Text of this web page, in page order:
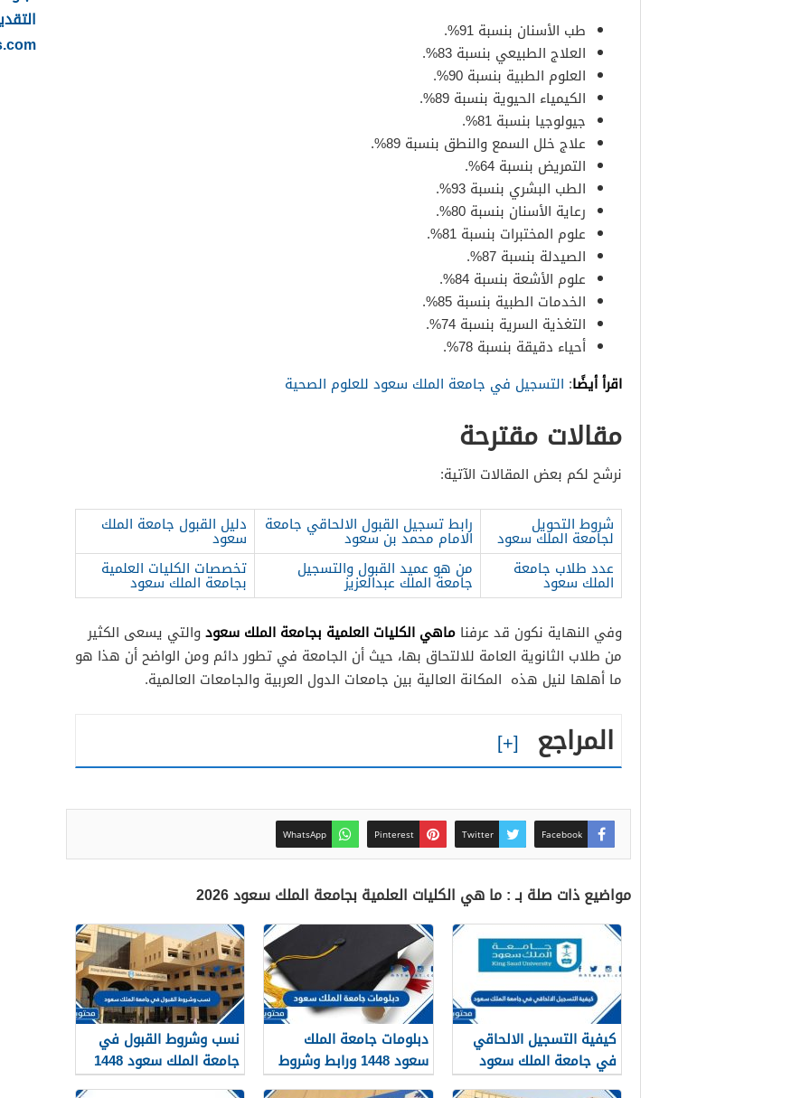
طب الأسنان بنسبة 91%.
العلاج الطبيعي بنسبة 83%.
العلوم الطبية بنسبة 90%.
الكيمياء الحيوية بنسبة 89%.
جيولوجيا بنسبة 81%.
علاج خلل السمع والنطق بنسبة 89%.
التمريض بنسبة 64%.
الطب البشري بنسبة 93%.
رعاية الأسنان بنسبة 80%.
علوم المختبرات بنسبة 81%.
الصيدلة بنسبة 87%.
علوم الأشعة بنسبة 84%.
الخدمات الطبية بنسبة 85%.
التغذية السرية بنسبة 74%.
أحياء دقيقة بنسبة 78%.
اقرأ أيضًا: التسجيل في جامعة الملك سعود للعلوم الصحية
مقالات مقترحة
نرشح لكم بعض المقالات الآتية:
شروط التحويل
لجامعة الملك سعود
رابط تسجيل القبول الالحاقي جامعة
الامام محمد بن سعود
دليل القبول جامعة الملك
سعود
عدد طلاب جامعة
الملك سعود
من هو عميد القبول والتسجيل
جامعة الملك عبدالعزيز
تخصصات الكليات العلمية
بجامعة الملك سعود
وفي النهاية نكون قد عرفنا ماهي الكليات العلمية بجامعة الملك سعودوالتي يسعى الكثير
من طلاب الثانوية العامة للالتحاق بها، حيث أن الجامعة في تطور دائم ومن الواضح أن هذا هو
ما أهلها لنيل هذه المكانة العالية بين جامعات الدول العربية والجامعات العالمية.
المراجع
Facebook
Twitter
Pinterest
WhatsApp
مواضيع ذات صلة بـ : ما هي الكليات العلمية بجامعة الملك سعود 2026
كيفية التسجيل الالحاقي
في جامعة الملك سعود
1448
دبلومات جامعة الملك
سعود 1448 ورابط وشروط
التقديم
نسب وشروط القبول في
جامعة الملك سعود 1448